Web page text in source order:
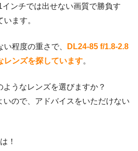
ンチでは出せない画質で勝負す
ます。
程度の重さで、
DL24-85 f/1.8-2.8
レンズを探しています。
うなレンズを選びますか？
ので、アドバイスをいただけない
！